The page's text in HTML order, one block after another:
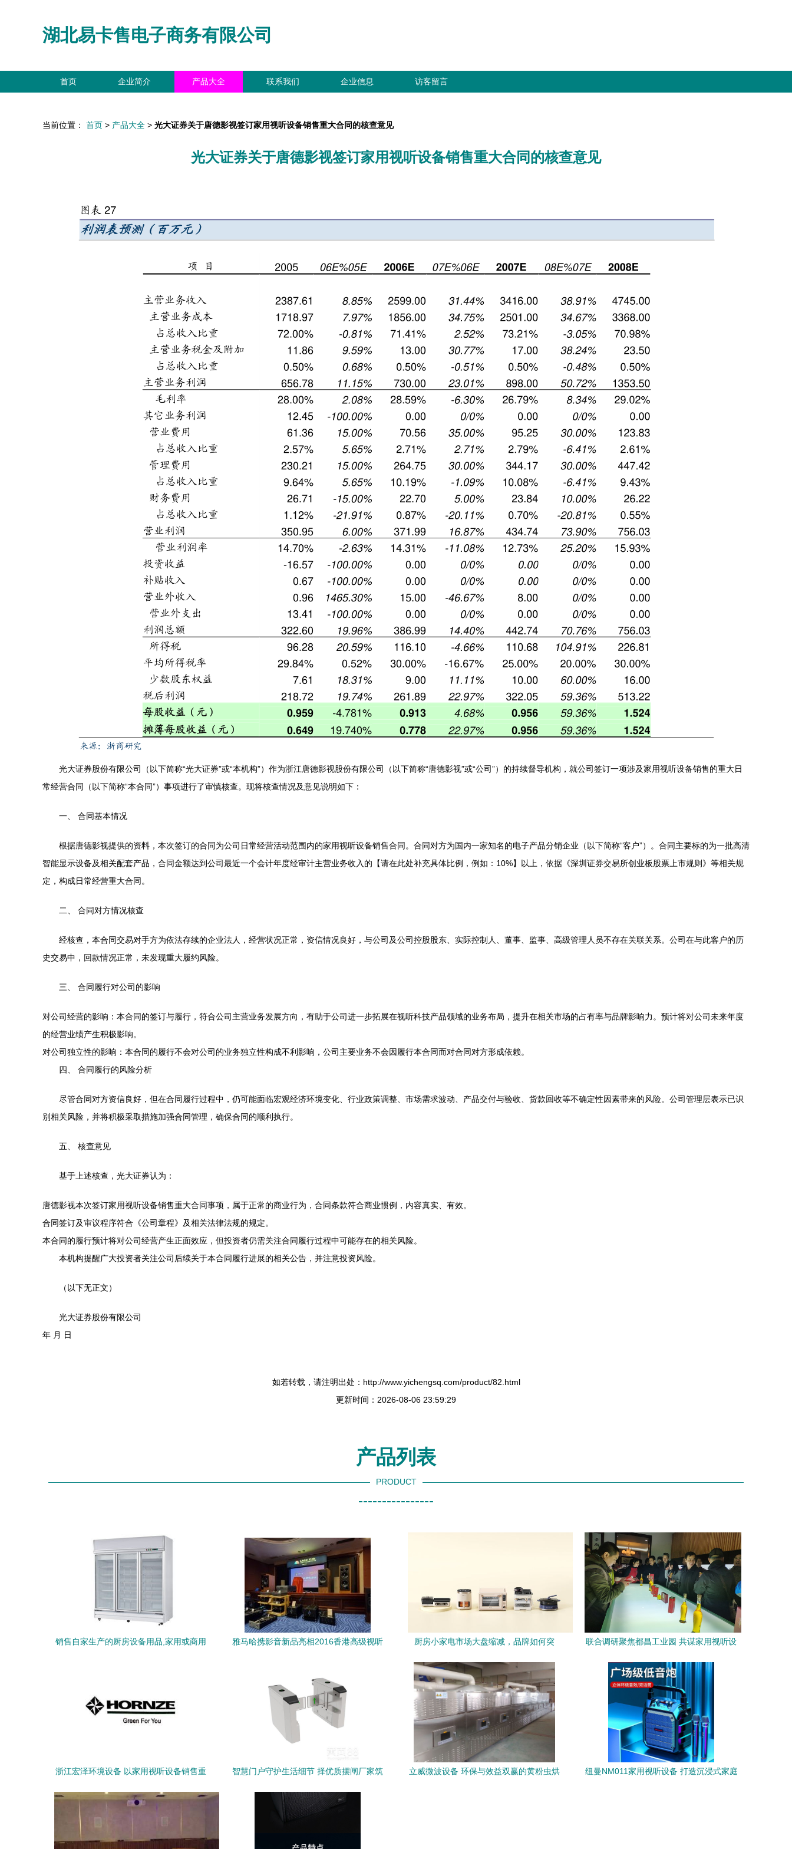
湖北易卡售电子商务有限公司
首页 企业简介 产品大全 联系我们 企业信息 访客留言
当前位置： 首页 > 产品大全 > 光大证券关于唐德影视签订家用视听设备销售重大合同的核查意见
光大证券关于唐德影视签订家用视听设备销售重大合同的核查意见
光大证券股份有限公司（以下简称“光大证券”或“本机构”）作为浙江唐德影视股份有限公司（以下简称“唐德影视”或“公司”）的持续督导机构，就公司签订一项涉及家用视听设备销售的重大日
常经营合同（以下简称“本合同”）事项进行了审慎核查。现将核查情况及意见说明如下：
一、 合同基本情况
根据唐德影视提供的资料，本次签订的合同为公司日常经营活动范围内的家用视听设备销售合同。合同对方为国内一家知名的电子产品分销企业（以下简称“客户”）。合同主要标的为一批高清
智能显示设备及相关配套产品，合同金额达到公司最近一个会计年度经审计主营业务收入的【请在此处补充具体比例，例如：10%】以上，依据《深圳证券交易所创业板股票上市规则》等相关规
定，构成日常经营重大合同。
二、 合同对方情况核查
经核查，本合同交易对手方为依法存续的企业法人，经营状况正常，资信情况良好，与公司及公司控股股东、实际控制人、董事、监事、高级管理人员不存在关联关系。公司在与此客户的历
史交易中，回款情况正常，未发现重大履约风险。
三、 合同履行对公司的影响
对公司经营的影响：本合同的签订与履行，符合公司主营业务发展方向，有助于公司进一步拓展在视听科技产品领域的业务布局，提升在相关市场的占有率与品牌影响力。预计将对公司未来年度
的经营业绩产生积极影响。
对公司独立性的影响：本合同的履行不会对公司的业务独立性构成不利影响，公司主要业务不会因履行本合同而对合同对方形成依赖。
四、 合同履行的风险分析
尽管合同对方资信良好，但在合同履行过程中，仍可能面临宏观经济环境变化、行业政策调整、市场需求波动、产品交付与验收、货款回收等不确定性因素带来的风险。公司管理层表示已识
别相关风险，并将积极采取措施加强合同管理，确保合同的顺利执行。
五、 核查意见
基于上述核查，光大证券认为：
唐德影视本次签订家用视听设备销售重大合同事项，属于正常的商业行为，合同条款符合商业惯例，内容真实、有效。
合同签订及审议程序符合《公司章程》及相关法律法规的规定。
本合同的履行预计将对公司经营产生正面效应，但投资者仍需关注合同履行过程中可能存在的相关风险。
本机构提醒广大投资者关注公司后续关于本合同履行进展的相关公告，并注意投资风险。
（以下无正文）
光大证券股份有限公司
年 月 日
如若转载，请注明出处：http://www.yichengsq.com/product/82.html
更新时间：2026-08-06 23:59:29
产品列表
PRODUCT
----------------
销售自家生产的厨房设备用品,家用或商用
雅马哈携影音新品亮相2016香港高级视听
厨房小家电市场大盘缩减，品牌如何突
联合调研聚焦都昌工业园 共谋家用视听设
浙江宏泽环境设备 以家用视听设备销售重
智慧门户守护生活细节 择优质摆闸厂家筑
立威微波设备 环保与效益双赢的黄粉虫烘
纽曼NM011家用视听设备 打造沉浸式家庭